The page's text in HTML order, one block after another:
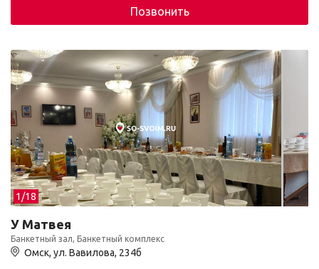
Позвонить
1/18
У Матвея
Банкетный зал, Банкетный комплекс
Омск, ул. Вавилова, 234б